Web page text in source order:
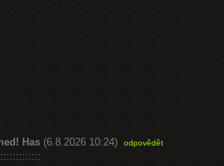
Has (6.8.2026 10:24) odpovědět